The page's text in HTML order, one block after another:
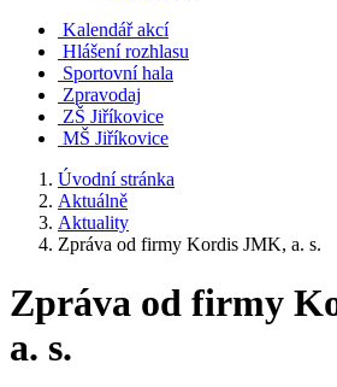
Kalendář akcí
Hlášení rozhlasu
Sportovní hala
Zpravodaj
ZŠ Jiříkovice
MŠ Jiříkovice
Úvodní stránka
Aktuálně
Aktuality
Zpráva od firmy Kordis JMK, a. s.
Zpráva od firmy
a. s.